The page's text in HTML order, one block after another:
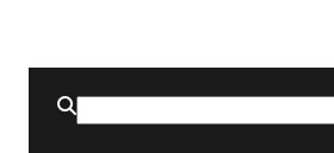
Buscar
por: